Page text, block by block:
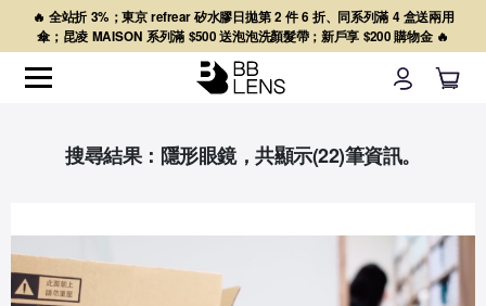
🔥 全站折 3%；東京 refrear 矽水膠日拋第 2 件 6 折、同系列滿 4 盒送兩用
傘；昆凌 MAISON 系列滿 $500 送泡泡洗顏髮帶；新戶享 $200 購物金 🔥
搜尋結果：隱形眼鏡，共顯示(22)筆資訊。